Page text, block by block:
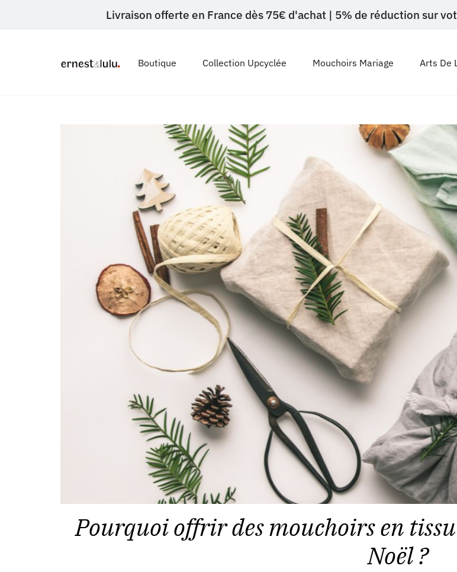
Livraison offerte en France dès 75€ d'achat | 5% de réduction sur
Boutique Collection Upcyclée Mouchoirs Mariage Arts De
Pourquoi offrir des mouchoirs en
Noël ?